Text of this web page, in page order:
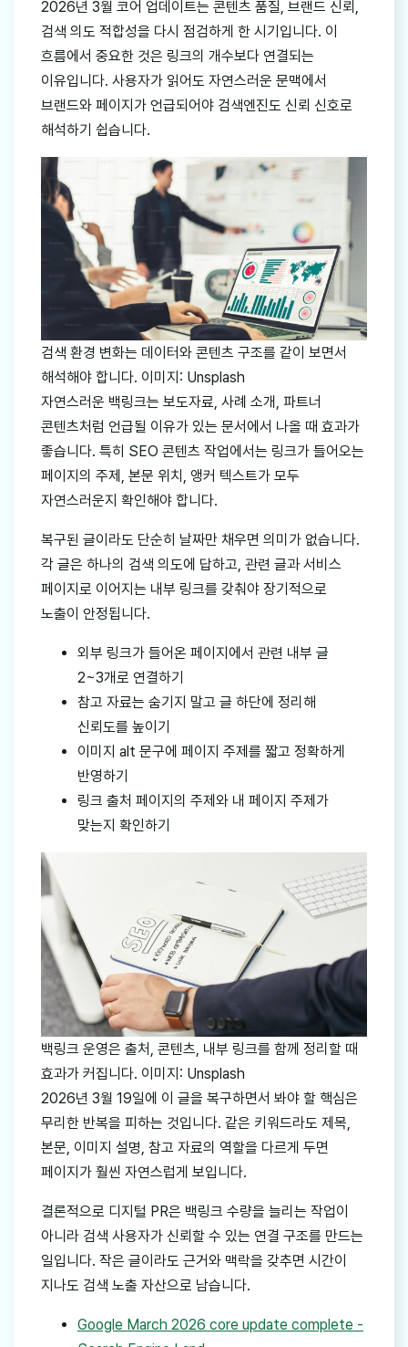
2026년 3월 코어 업데이트는 콘텐츠 품질, 브랜드 신뢰,
검색 의도 적합성을 다시 점검하게 한 시기입니다. 이
흐름에서 중요한 것은 링크의 개수보다 연결되는
이유입니다. 사용자가 읽어도 자연스러운 문맥에서
브랜드와 페이지가 언급되어야 검색엔진도 신뢰 신호로
해석하기 쉽습니다.
검색 환경 변화는 데이터와 콘텐츠 구조를 같이 보면서
해석해야 합니다. 이미지: Unsplash
자연스러운 백링크는 보도자료, 사례 소개, 파트너
콘텐츠처럼 언급될 이유가 있는 문서에서 나올 때 효과가
좋습니다. 특히 SEO 콘텐츠 작업에서는 링크가 들어오는
페이지의 주제, 본문 위치, 앵커 텍스트가 모두
자연스러운지 확인해야 합니다.
복구된 글이라도 단순히 날짜만 채우면 의미가 없습니다.
각 글은 하나의 검색 의도에 답하고, 관련 글과 서비스
페이지로 이어지는 내부 링크를 갖춰야 장기적으로
노출이 안정됩니다.
외부 링크가 들어온 페이지에서 관련 내부 글
2~3개로 연결하기
참고 자료는 숨기지 말고 글 하단에 정리해
신뢰도를 높이기
이미지 alt 문구에 페이지 주제를 짧고 정확하게
반영하기
링크 출처 페이지의 주제와 내 페이지 주제가
맞는지 확인하기
백링크 운영은 출처, 콘텐츠, 내부 링크를 함께 정리할 때
효과가 커집니다. 이미지: Unsplash
2026년 3월 19일에 이 글을 복구하면서 봐야 할 핵심은
무리한 반복을 피하는 것입니다. 같은 키워드라도 제목,
본문, 이미지 설명, 참고 자료의 역할을 다르게 두면
페이지가 훨씬 자연스럽게 보입니다.
결론적으로 디지털 PR은 백링크 수량을 늘리는 작업이
아니라 검색 사용자가 신뢰할 수 있는 연결 구조를 만드는
일입니다. 작은 글이라도 근거와 맥락을 갖추면 시간이
지나도 검색 노출 자산으로 남습니다.
Google March 2026 core update complete -